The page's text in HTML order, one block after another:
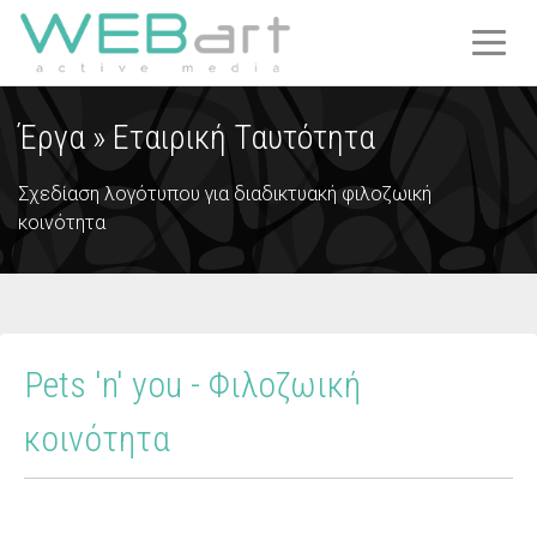
T
V
N
Έργα » Εταιρική Ταυτότητα
Σχεδίαση λογότυπου για διαδικτυακή φιλοζωική
κοινότητα
Pets 'n' you - Φιλοζωική
κοινότητα